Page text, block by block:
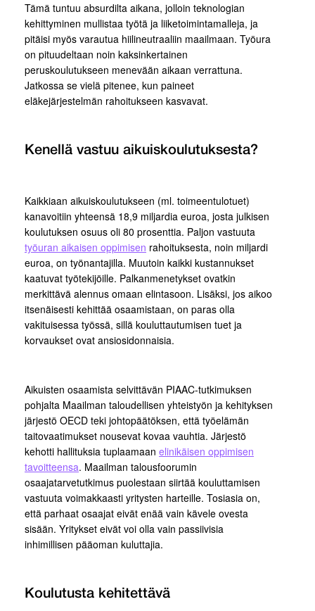
Tämä tuntuu absurdilta aikana, jolloin teknologian
kehittyminen mullistaa työtä ja liiketoimintamalleja, ja
pitäisi myös varautua hiilineutraaliin maailmaan. Työura
on pituudeltaan noin kaksinkertainen
peruskoulutukseen menevään aikaan verrattuna.
Jatkossa se vielä pitenee, kun paineet
eläkejärjestelmän rahoitukseen kasvavat.
Kenellä vastuu aikuiskoulutuksesta?
Kaikkiaan aikuiskoulutukseen (ml. toimeentulotuet)
kanavoitiin yhteensä 18,9 miljardia euroa, josta julkisen
koulutuksen osuus oli 80 prosenttia. Paljon vastuuta
työuran aikaisen oppimisen rahoituksesta, noin miljardi
euroa, on työnantajilla. Muutoin kaikki kustannukset
kaatuvat työtekijöille. Palkanmenetykset ovatkin
merkittävä alennus omaan elintasoon. Lisäksi, jos aikoo
itsenäisesti kehittää osaamistaan, on paras olla
vakituisessa työssä, sillä kouluttautumisen tuet ja
korvaukset ovat ansiosidonnaisia.
Aikuisten osaamista selvittävän PIAAC-tutkimuksen
pohjalta Maailman taloudellisen yhteistyön ja kehityksen
järjestö OECD teki johtopäätöksen, että työelämän
taitovaatimukset nousevat kovaa vauhtia. Järjestö
kehotti hallituksia tuplaamaan elinikäisen oppimisen
tavoitteensa. Maailman talousfoorumin
osaajatarvetutkimus puolestaan siirtää kouluttamisen
vastuuta voimakkaasti yritysten harteille. Tosiasia on,
että parhaat osaajat eivät enää vain kävele ovesta
sisään. Yritykset eivät voi olla vain passiivisia
inhimillisen pääoman kuluttajia.
Koulutusta kehitettävä